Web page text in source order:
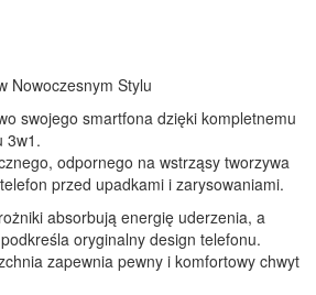
Nowoczesnym Stylu
swojego smartfona dzięki kompletnemu
3w1.
odpornego na wstrząsy tworzywa
przed upadkami i zarysowaniami.
absorbują energię uderzenia, a
oryginalny design telefonu.
zapewnia pewny i komfortowy chwyt